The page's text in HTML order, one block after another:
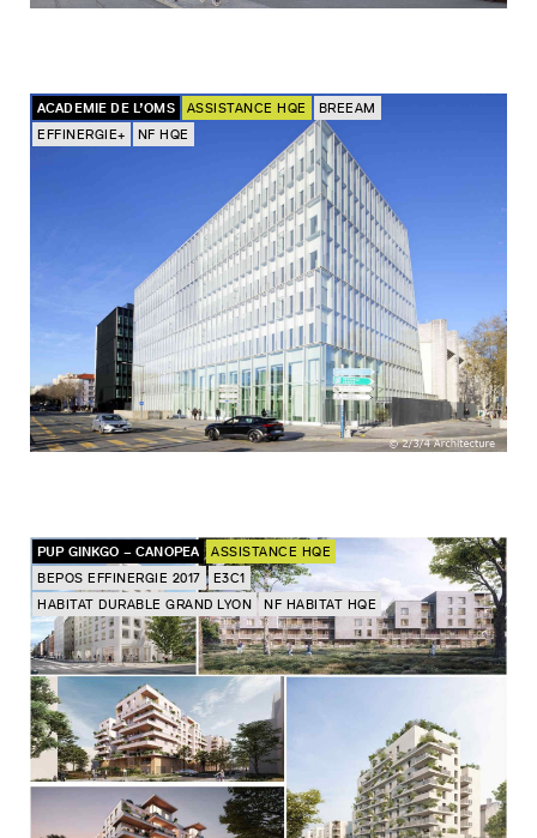
ACADEMIE DE L’OMS ASSISTANCE HQE
BREEAM
EFFINERGIE+
NF HQE
PUP GINKGO – CANOPEA
ASSISTANCE HQE
BEPOS EFFINERGIE 2017
E3C1
HABITAT DURABLE GRAND LYON
NF HABITAT HQE